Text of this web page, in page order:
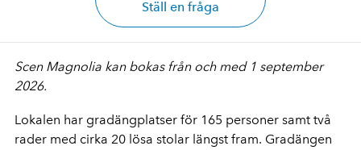
Ställ en fråga
Scen Magnolia kan bokas från och med 1 september
2026.
Lokalen har gradängplatser för 165 personer samt två
rader med cirka 20 lösa stolar längst fram. Gradängen